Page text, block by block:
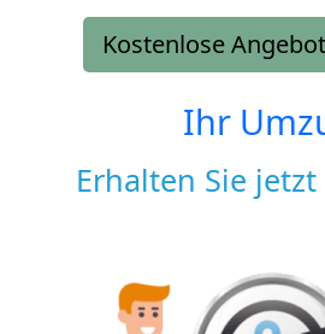
Kostenlose
Ihr
Erhalten Sie